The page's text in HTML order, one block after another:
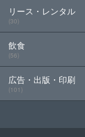
リース・レンタル
(30)
飲食
(56)
広告・出版・印刷
(101)